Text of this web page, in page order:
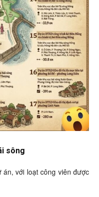
sông
với loạt công viên được